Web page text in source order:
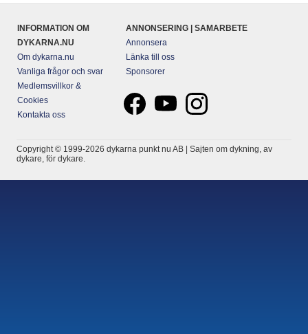
INFORMATION OM
DYKARNA.NU
Om dykarna.nu
Vanliga frågor och svar
Medlemsvillkor &
Cookies
Kontakta oss
ANNONSERING | SAMARBETE
Annonsera
Länka till oss
Sponsorer
Copyright © 1999-2026 dykarna punkt nu AB | Sajten om dykning, av
dykare, för dykare.